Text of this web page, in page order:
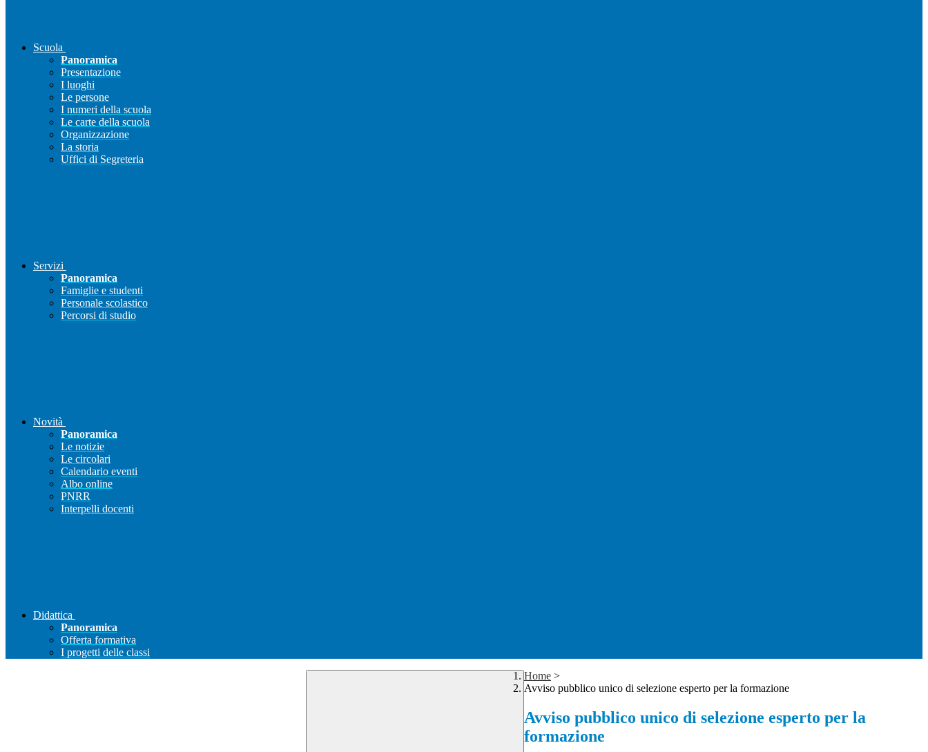
Scuola
Panoramica
Presentazione
I luoghi
Le persone
I numeri della scuola
Le carte della scuola
Organizzazione
La storia
Uffici di Segreteria
Servizi
Panoramica
Famiglie e studenti
Personale scolastico
Percorsi di studio
Novità
Panoramica
Le notizie
Le circolari
Calendario eventi
Albo online
PNRR
Interpelli docenti
Didattica
Panoramica
Offerta formativa
I progetti delle classi
Home >
Avviso pubblico unico di selezione esperto per la formazione
Avviso pubblico unico di selezione esperto per la
formazione